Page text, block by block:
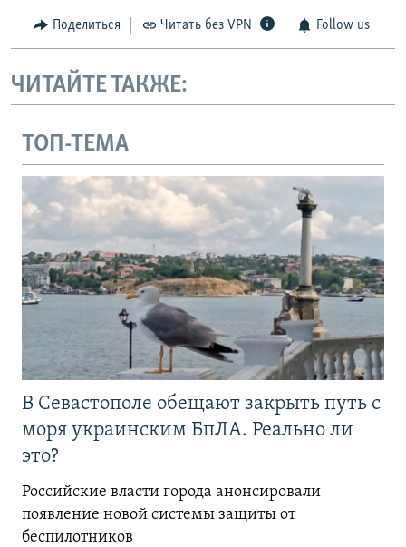
Поделиться Читать без VPN Follow us
ЧИТАЙТЕ ТАКЖЕ:
ТОП-ТЕМА
В Севастополе обещают закрыть путь с
моря украинским БпЛА. Реально ли
это?
Российские власти города анонсировали
появление новой системы защиты от
беспилотников